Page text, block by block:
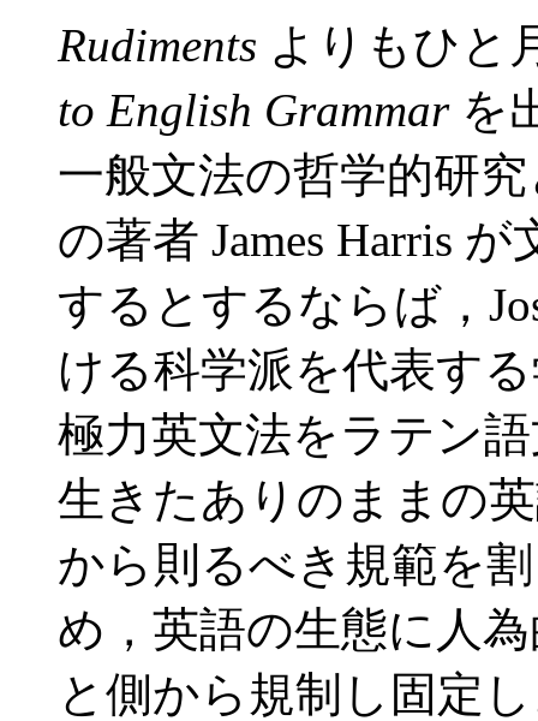
Rudiments よりもひと
to English Grammarを
一般文法の哲学的研
の著者 James Harris
するとするならば，
ける科学派を代表す
極力英文法をラテン
生きたありのままの
から則るべき規範を
め，英語の生態に人
と側から規制し固定